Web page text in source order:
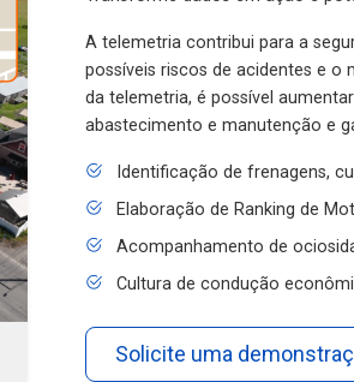
A telemetria contribui para a
possíveis riscos de acidentes e
da telemetria, é possível
abastecimento e manutenção e
Identificação de frenagens,
Elaboração de Ranking de
Acompanhamento de
Cultura de condução
Solicite uma